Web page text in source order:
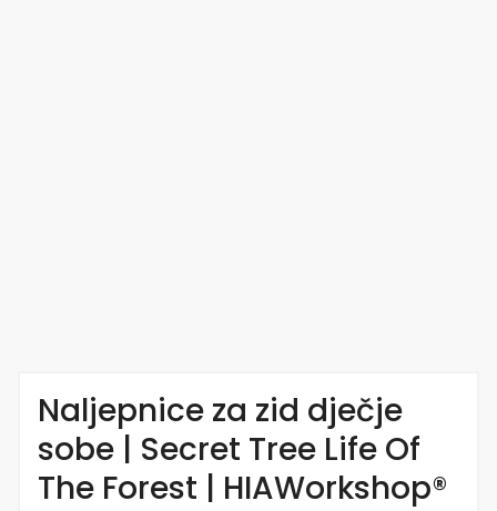
Naljepnice za zid dječje
sobe | Secret Tree Life Of
The Forest | HIAWorkshop®